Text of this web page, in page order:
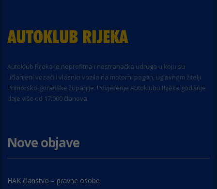
Autoklub Rijeka je neprofitna i nestranačka udruga u koju su
učlanjeni vozači i vlasnici vozila na motorni pogon, uglavnom žitelji
Primorsko-goranske županije. Povjerenje Autoklubu Rijeka godišnje
daje više od 17.000 članova.
Nove objave
HAK članstvo – pravne osobe